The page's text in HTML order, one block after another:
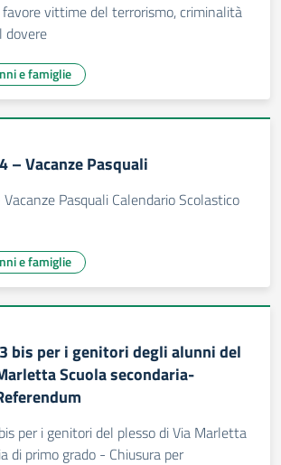
favore vittime del terrorismo, criminalità
dovere
e famiglie
– Vacanze Pasquali
Pasquali Calendario Scolastico
e famiglie
bis per i genitori degli alunni del
Scuola secondaria-
per i genitori del plesso di Via Marletta
di primo grado - Chiusura per